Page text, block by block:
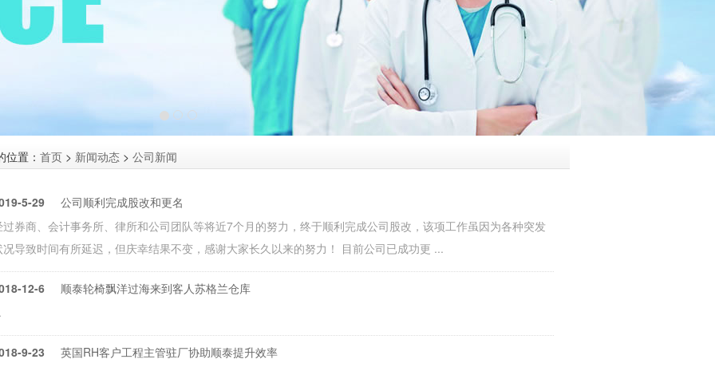
位置： 首页 > 新闻动态 > 公司新闻
5-29
公司顺利完成股改和更名
过券商、会计事务所、律所和公司团队等将近7个月的努力，终于顺利完成公司股改，该项工作虽因为各种突发
况导致时间有所延迟，但庆幸结果不变，感谢大家长久以来的努力！ 目前公司已成功更 ...
12-6
顺泰轮椅飘洋过海来到客人苏格兰仓库
9-23
英国RH客户工程主管驻厂协助顺泰提升效率